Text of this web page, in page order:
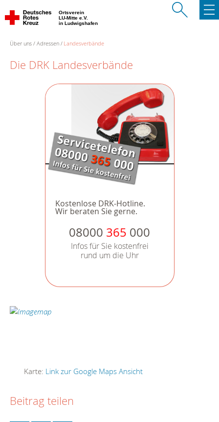
Ortsverein
LU-Mitte e.V.
in Ludwigshafen
Über uns Adressen Landesverbände
Die DRK Landesverbände
Kostenlose DRK-Hotline.
Wir beraten Sie gerne.
08000 365 000
Infos für Sie kostenfrei
rund um die Uhr
Karte: Link zur Google Maps Ansicht
Beitrag teilen